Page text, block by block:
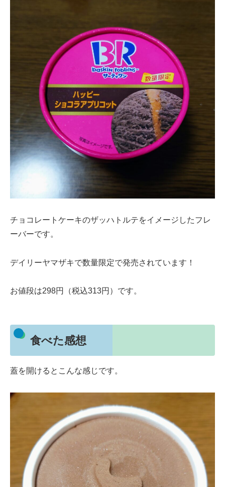
チョコレートケーキのザッハトルテをイメージしたフレ
ーバーです。
デイリーヤマザキで数量限定で発売されています！
お値段は298円（税込313円）です。
食べた感想
蓋を開けるとこんな感じです。